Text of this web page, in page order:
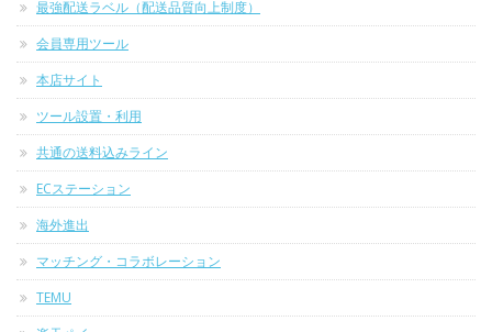
最強配送ラベル（配送品質向上制度）
会員専用ツール
本店サイト
ツール設置・利用
共通の送料込みライン
ECステーション
海外進出
マッチング・コラボレーション
TEMU